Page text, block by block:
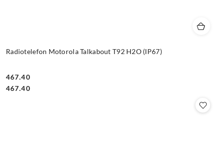
Radiotelefon Motorola Talkabout T92 H2O (IP67)
Cena:
467.40
Cena:
467.40